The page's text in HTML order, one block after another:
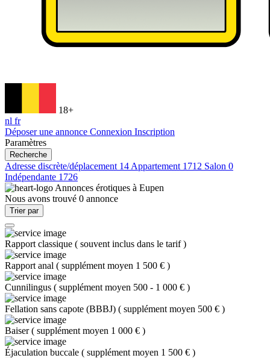
18+
nl fr
Déposer une annonce Connexion Inscription
Paramètres
Recherche
Adresse discrète/déplacement 14 Appartement 1712 Salon 0
Indépendante 1726
Annonces érotiques à Eupen
Nous avons trouvé 0 annonce
Trier par
Rapport classique ( souvent inclus dans le tarif)
Rapport anal ( supplément moyen 1 500 € )
Cunnilingus ( supplément moyen 500 - 1 000 € )
Fellation sans capote (BBBJ) ( supplément moyen 500 € )
Baiser( supplément moyen 1 000 € )
Éjaculation buccale ( supplément moyen 1 500 € )